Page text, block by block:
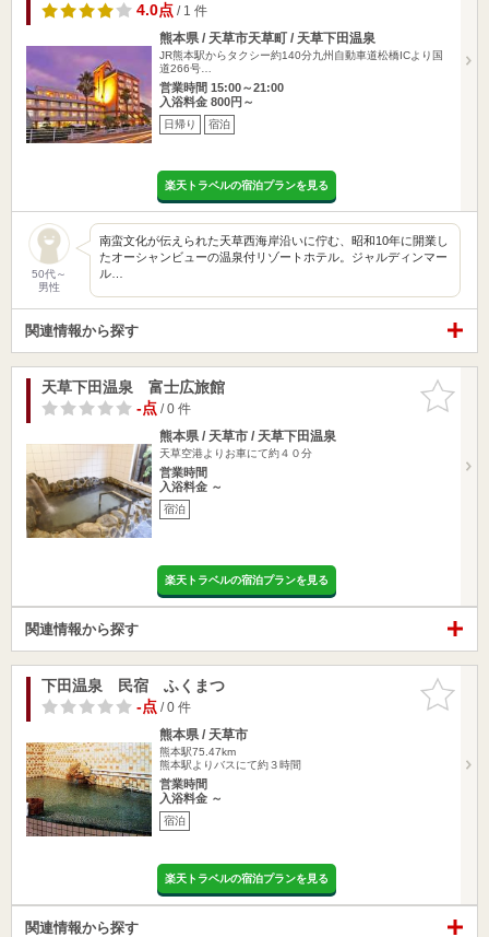
4.0点/ 1 件
熊本県 / 天草市天草町 / 天草下田温泉
JR熊本駅からタクシー約140分九州自動車道松橋ICより国
道266号…
営業時間 15:00～21:00
入浴料金 800円～
日帰り 宿泊
楽天トラベルの宿泊プランを見る
50代～
男性
南蛮文化が伝えられた天草西海岸沿いに佇む、昭和10年に開業し
たオーシャンビューの温泉付リゾートホテル。ジャルディンマー
ル…
関連情報から探す
お気に入
りに追加
天草下田温泉 富士広旅館
-点/ 0 件
熊本県 / 天草市 / 天草下田温泉
天草空港よりお車にて約４０分
営業時間
入浴料金 ～
宿泊
楽天トラベルの宿泊プランを見る
関連情報から探す
お気に入
りに追加
下田温泉 民宿 ふくまつ
-点/ 0 件
熊本県 / 天草市
熊本駅75.47km
熊本駅よりバスにて約３時間
営業時間
入浴料金 ～
宿泊
楽天トラベルの宿泊プランを見る
関連情報から探す